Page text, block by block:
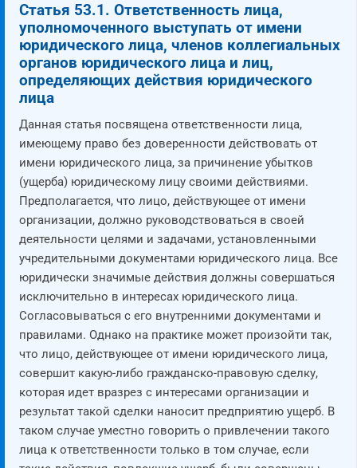
Статья 53.1. Ответственность лица,
уполномоченного выступать от имени
юридического лица, членов коллегиальных
органов юридического лица и лиц,
определяющих действия юридического
лица
Данная статья посвящена ответственности лица,
имеющему право без доверенности действовать от
имени юридического лица, за причинение убытков
(ущерба) юридическому лицу своими действиями.
Предполагается, что лицо, действующее от имени
организации, должно руководствоваться в своей
деятельности целями и задачами, установленными
учредительными документами юридического лица. Все
юридически значимые действия должны совершаться
исключительно в интересах юридического лица.
Согласовываться с его внутренними документами и
правилами. Однако на практике может произойти так,
что лицо, действующее от имени юридического лица,
совершит какую-либо гражданско-правовую сделку,
которая идет вразрез с интересами организации и
результат такой сделки наносит предприятию ущерб. В
таком случае уместно говорить о привлечении такого
лица к ответственности только в том случае, если